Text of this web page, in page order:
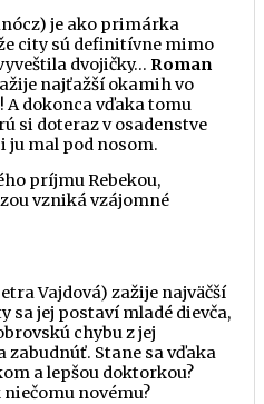
je ako primárka
city sú definitívne mimo
dvojičky… Roman
najťažší okamih vo
A dokonca vďaka tomu
si doteraz v osadenstve
ju mal pod nosom.
príjmu Rebekou,
vzniká vzájomné
Vajdová) zažije najväčší
sa jej postaví mladé dievča,
chybu z jej
Stane sa vďaka
a lepšou doktorkou?
novému?